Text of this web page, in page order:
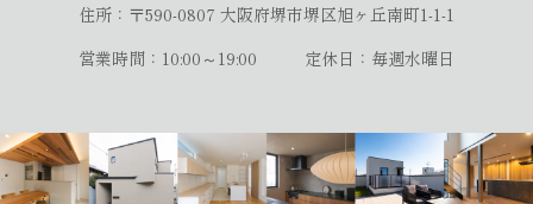
住所：〒590-0807 大阪府堺市堺区旭ヶ丘南町1-1-1
営業時間：10:00～19:00
定休日：毎週水曜日